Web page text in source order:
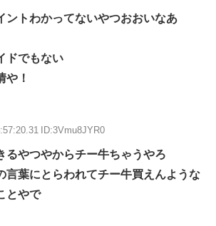
ントわかってないやつおおいなあ
ドでもない
や！
ID:3Vmu8JYR0
るやつやからチー牛ちゃうやろ
言葉にとらわれてチー牛買えんような
とやで